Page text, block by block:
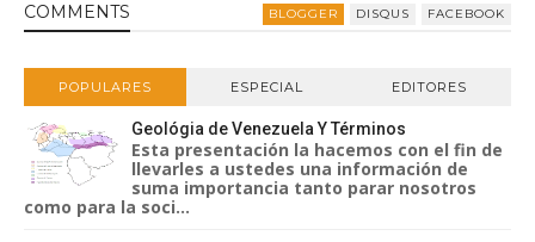
COMMENTS BLOGGER DISQUS FACEBOOK
POPULARES ESPECIAL EDITORES
Geológia de Venezuela Y Términos
Esta presentación la hacemos con el fin de
llevarles a ustedes una información de
suma importancia tanto parar nosotros
como para la soci...